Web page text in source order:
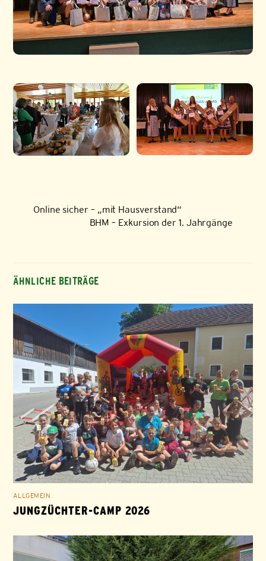
Online sicher – „mit Hausverstand“
BHM – Exkursion der 1. Jahrgänge
ÄHNLICHE BEITRÄGE
ALLGEMEIN
JUNGZÜCHTER-CAMP 2026